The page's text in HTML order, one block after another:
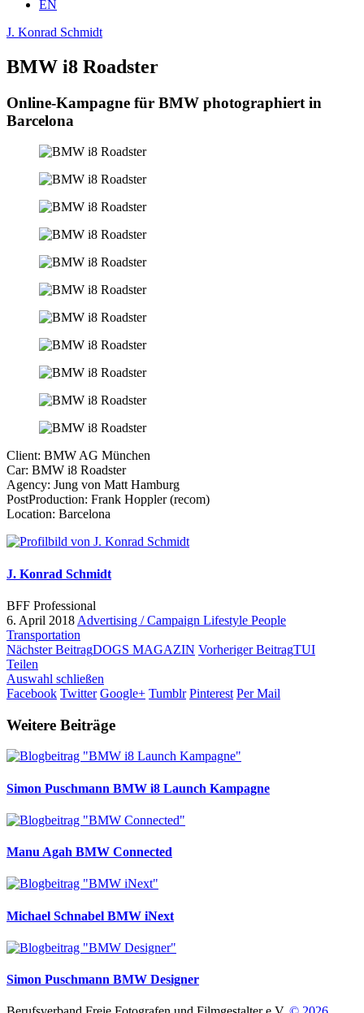
EN
J. Konrad Schmidt
BMW i8 Roadster
Online-Kampagne für BMW photographiert in
Barcelona
Client: BMW AG München
Car: BMW i8 Roadster
Agency: Jung von Matt Hamburg
PostProduction: Frank Hoppler (recom)
Location: Barcelona
J. Konrad Schmidt
BFF Professional
6. April 2018 Advertising / Campaign Lifestyle People
Transportation
Nächster BeitragDOGS MAGAZIN Vorheriger BeitragTUI
Teilen
Auswahl schließen
Facebook Twitter Google+ Tumblr Pinterest Per Mail
Weitere Beiträge
Simon Puschmann BMW i8 Launch Kampagne
Manu Agah BMW Connected
Michael Schnabel BMW iNext
Simon Puschmann BMW Designer